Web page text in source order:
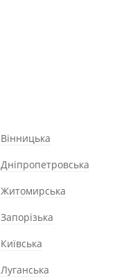
Вінницька
Дніпропетровська
Житомирська
Запорізька
Київська
Луганська